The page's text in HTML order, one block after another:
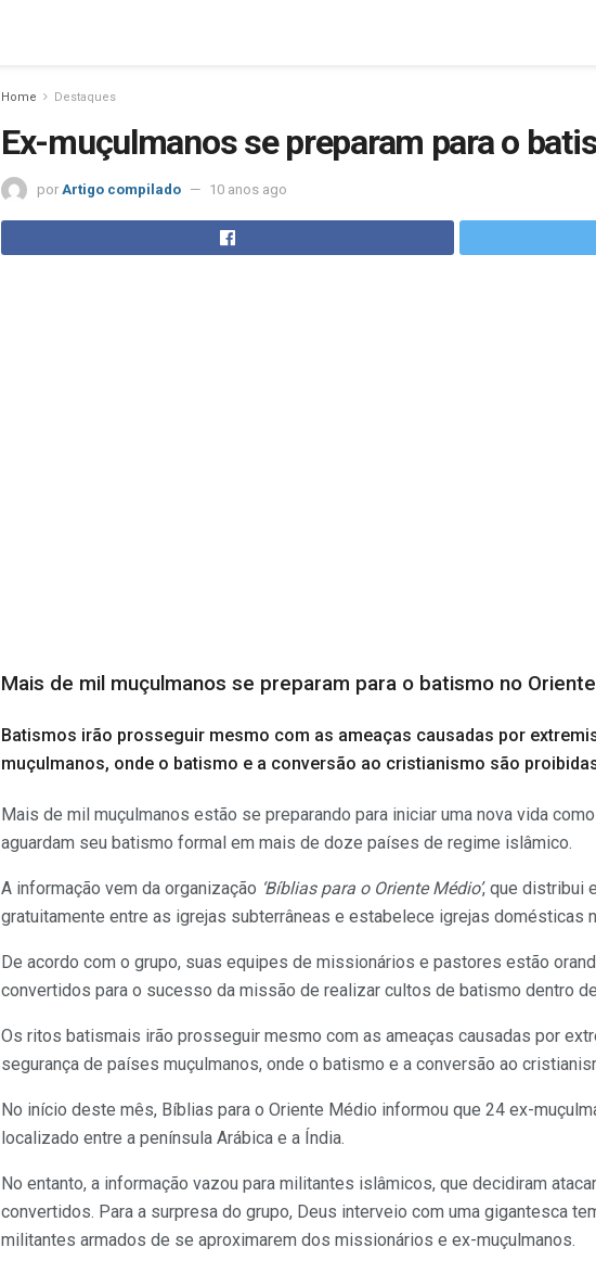
Home Destaques
Ex-muçulmanos se preparam para o
por Artigo compilado 10 anos ago
Mais de mil muçulmanos se preparam para o batismo no
Batismos irão prosseguir mesmo com as ameaças causadas por
muçulmanos, onde o batismo e a conversão ao cristianismo são
Mais de mil muçulmanos estão se preparando para iniciar uma nova vida
aguardam seu batismo formal em mais de doze países de regime islâmico.
A informação vem da organização ‘Bíblias para o Oriente Médio’, que distribui
gratuitamente entre as igrejas subterrâneas e estabelece igrejas domésticas
De acordo com o grupo, suas equipes de missionários e pastores estão
convertidos para o sucesso da missão de realizar cultos de batismo dentro
Os ritos batismais irão prosseguir mesmo com as ameaças causadas por
segurança de países muçulmanos, onde o batismo e a conversão ao
No início deste mês, Bíblias para o Oriente Médio informou que 24 ex-
localizado entre a península Arábica e a Índia.
No entanto, a informação vazou para militantes islâmicos, que decidiram
convertidos. Para a surpresa do grupo, Deus interveio com uma gigantesca
militantes armados de se aproximarem dos missionários e ex-muçulmanos.